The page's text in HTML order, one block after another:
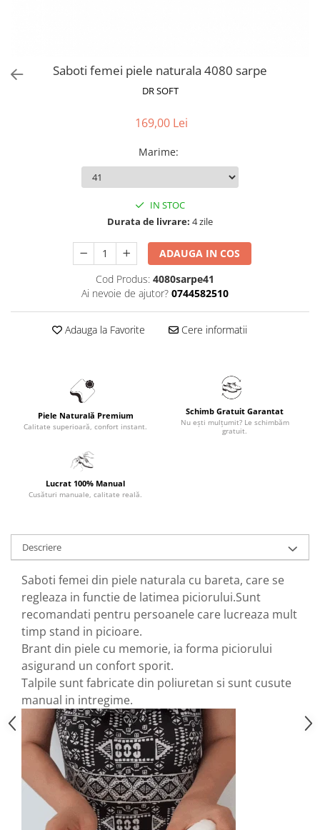
Saboti femei piele naturala 4080 sarpe
DR SOFT
169,00 Lei
Marime:
IN STOC
Durata de livrare: 4 zile
ADAUGA IN COS
Cod Produs: 4080sarpe41
Ai nevoie de ajutor? 0744582510
Adauga la Favorite Cere informatii
Piele Naturală Premium
Calitate superioară, confort instant.
Schimb Gratuit Garantat
Nu ești mulțumit? Le schimbăm
gratuit.
Lucrat 100% Manual
Cusături manuale, calitate reală.
Descriere
Saboti femei din piele naturala cu bareta, care se
regleaza in functie de latimea piciorului.Sunt
recomandati pentru persoanele care lucreaza mult
timp stand in picioare.
Brant din piele cu memorie, ia forma piciorului
asigurand un confort sporit.
Talpile sunt fabricate din poliuretan si sunt cusute
manual in intregime.